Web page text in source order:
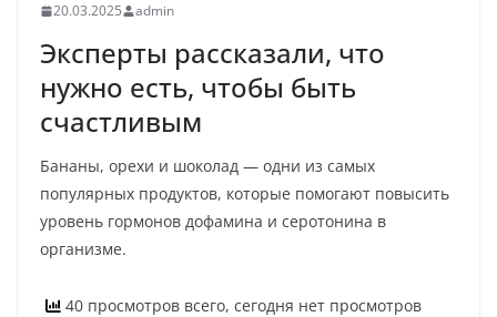
20.03.2025 admin
Эксперты рассказали, что
нужно есть, чтобы быть
счастливым
Бананы, орехи и шоколад — одни из самых
популярных продуктов, которые помогают повысить
уровень гормонов дофамина и серотонина в
организме.
40 просмотров всего, сегодня нет просмотров